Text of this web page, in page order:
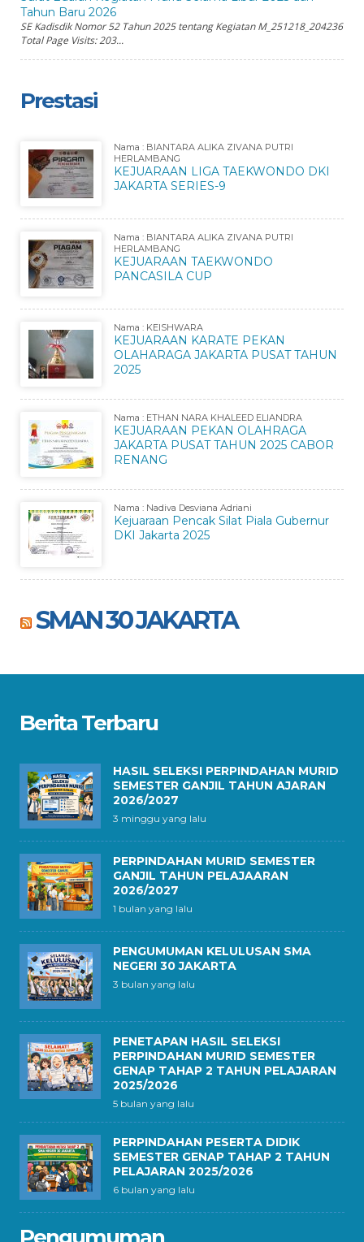
Tahun Baru 2026
SE Kadisdik Nomor 52 Tahun 2025 tentang Kegiatan M_251218_204236
Total Page Visits: 203...
Prestasi
Nama : BIANTARA ALIKA ZIVANA PUTRI
HERLAMBANG
KEJUARAAN LIGA TAEKWONDO DKI
JAKARTA SERIES-9
Nama : BIANTARA ALIKA ZIVANA PUTRI
HERLAMBANG
KEJUARAAN TAEKWONDO
PANCASILA CUP
Nama : KEISHWARA
KEJUARAAN KARATE PEKAN
OLAHARAGA JAKARTA PUSAT TAHUN
2025
Nama : ETHAN NARA KHALEED ELIANDRA
KEJUARAAN PEKAN OLAHRAGA
JAKARTA PUSAT TAHUN 2025 CABOR
RENANG
Nama : Nadiva Desviana Adriani
Kejuaraan Pencak Silat Piala Gubernur
DKI Jakarta 2025
SMAN 30 JAKARTA
Berita Terbaru
HASIL SELEKSI PERPINDAHAN MURID
SEMESTER GANJIL TAHUN AJARAN
2026/2027
3 minggu yang lalu
PERPINDAHAN MURID SEMESTER
GANJIL TAHUN PELAJAARAN
2026/2027
1 bulan yang lalu
PENGUMUMAN KELULUSAN SMA
NEGERI 30 JAKARTA
3 bulan yang lalu
PENETAPAN HASIL SELEKSI
PERPINDAHAN MURID SEMESTER
GENAP TAHAP 2 TAHUN PELAJARAN
2025/2026
5 bulan yang lalu
PERPINDAHAN PESERTA DIDIK
SEMESTER GENAP TAHAP 2 TAHUN
PELAJARAN 2025/2026
6 bulan yang lalu